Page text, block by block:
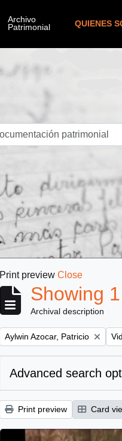
QUIENES
Print preview Close
Showing
Archival description
Remove filter:
Aylwin Azocar, Patricio
Advanced search
Print preview Card